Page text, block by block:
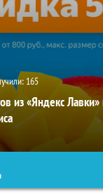
165
из «Яндекс